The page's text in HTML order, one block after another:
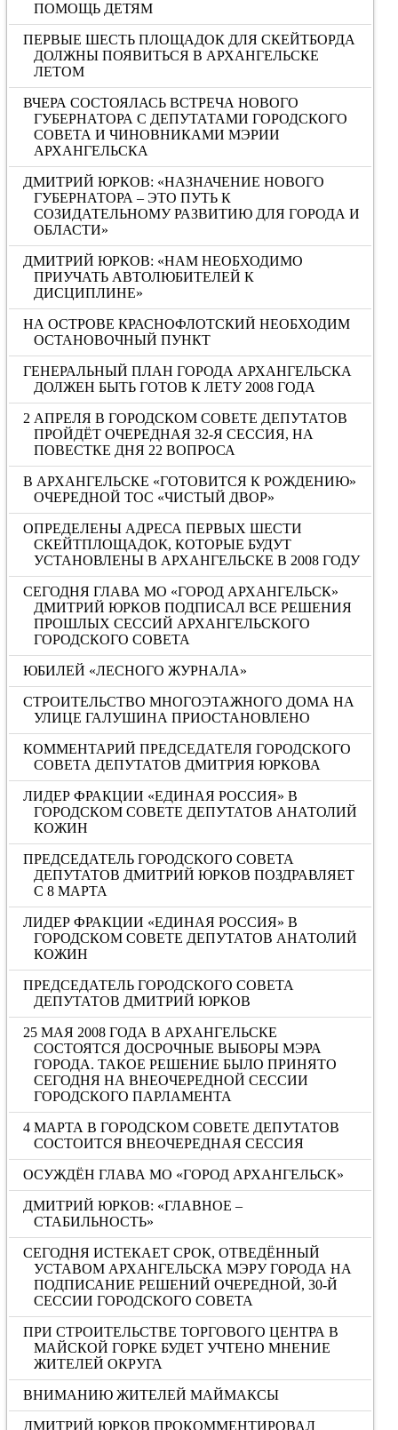
ПОМОЩЬ ДЕТЯМ
ПЕРВЫЕ ШЕСТЬ ПЛОЩАДОК ДЛЯ СКЕЙТБОРДА
ДОЛЖНЫ ПОЯВИТЬСЯ В АРХАНГЕЛЬСКЕ
ЛЕТОМ
ВЧЕРА СОСТОЯЛАСЬ ВСТРЕЧА НОВОГО
ГУБЕРНАТОРА С ДЕПУТАТАМИ ГОРОДСКОГО
СОВЕТА И ЧИНОВНИКАМИ МЭРИИ
АРХАНГЕЛЬСКА
ДМИТРИЙ ЮРКОВ: «НАЗНАЧЕНИЕ НОВОГО
ГУБЕРНАТОРА – ЭТО ПУТЬ К
СОЗИДАТЕЛЬНОМУ РАЗВИТИЮ ДЛЯ ГОРОДА И
ОБЛАСТИ»
ДМИТРИЙ ЮРКОВ: «НАМ НЕОБХОДИМО
ПРИУЧАТЬ АВТОЛЮБИТЕЛЕЙ К
ДИСЦИПЛИНЕ»
НА ОСТРОВЕ КРАСНОФЛОТСКИЙ НЕОБХОДИМ
ОСТАНОВОЧНЫЙ ПУНКТ
ГЕНЕРАЛЬНЫЙ ПЛАН ГОРОДА АРХАНГЕЛЬСКА
ДОЛЖЕН БЫТЬ ГОТОВ К ЛЕТУ 2008 ГОДА
2 АПРЕЛЯ В ГОРОДСКОМ СОВЕТЕ ДЕПУТАТОВ
ПРОЙДЁТ ОЧЕРЕДНАЯ 32-Я СЕССИЯ, НА
ПОВЕСТКЕ ДНЯ 22 ВОПРОСА
В АРХАНГЕЛЬСКЕ «ГОТОВИТСЯ К РОЖДЕНИЮ»
ОЧЕРЕДНОЙ ТОС «ЧИСТЫЙ ДВОР»
ОПРЕДЕЛЕНЫ АДРЕСА ПЕРВЫХ ШЕСТИ
СКЕЙТПЛОЩАДОК, КОТОРЫЕ БУДУТ
УСТАНОВЛЕНЫ В АРХАНГЕЛЬСКЕ В 2008 ГОДУ
СЕГОДНЯ ГЛАВА МО «ГОРОД АРХАНГЕЛЬСК»
ДМИТРИЙ ЮРКОВ ПОДПИСАЛ ВСЕ РЕШЕНИЯ
ПРОШЛЫХ СЕССИЙ АРХАНГЕЛЬСКОГО
ГОРОДСКОГО СОВЕТА
ЮБИЛЕЙ «ЛЕСНОГО ЖУРНАЛА»
СТРОИТЕЛЬСТВО МНОГОЭТАЖНОГО ДОМА НА
УЛИЦЕ ГАЛУШИНА ПРИОСТАНОВЛЕНО
КОММЕНТАРИЙ ПРЕДСЕДАТЕЛЯ ГОРОДСКОГО
СОВЕТА ДЕПУТАТОВ ДМИТРИЯ ЮРКОВА
ЛИДЕР ФРАКЦИИ «ЕДИНАЯ РОССИЯ» В
ГОРОДСКОМ СОВЕТЕ ДЕПУТАТОВ АНАТОЛИЙ
КОЖИН
ПРЕДСЕДАТЕЛЬ ГОРОДСКОГО СОВЕТА
ДЕПУТАТОВ ДМИТРИЙ ЮРКОВ ПОЗДРАВЛЯЕТ
С 8 МАРТА
ЛИДЕР ФРАКЦИИ «ЕДИНАЯ РОССИЯ» В
ГОРОДСКОМ СОВЕТЕ ДЕПУТАТОВ АНАТОЛИЙ
КОЖИН
ПРЕДСЕДАТЕЛЬ ГОРОДСКОГО СОВЕТА
ДЕПУТАТОВ ДМИТРИЙ ЮРКОВ
25 МАЯ 2008 ГОДА В АРХАНГЕЛЬСКЕ
СОСТОЯТСЯ ДОСРОЧНЫЕ ВЫБОРЫ МЭРА
ГОРОДА. ТАКОЕ РЕШЕНИЕ БЫЛО ПРИНЯТО
СЕГОДНЯ НА ВНЕОЧЕРЕДНОЙ СЕССИИ
ГОРОДСКОГО ПАРЛАМЕНТА
4 МАРТА В ГОРОДСКОМ СОВЕТЕ ДЕПУТАТОВ
СОСТОИТСЯ ВНЕОЧЕРЕДНАЯ СЕССИЯ
ОСУЖДЁН ГЛАВА МО «ГОРОД АРХАНГЕЛЬСК»
ДМИТРИЙ ЮРКОВ: «ГЛАВНОЕ –
СТАБИЛЬНОСТЬ»
СЕГОДНЯ ИСТЕКАЕТ СРОК, ОТВЕДЁННЫЙ
УСТАВОМ АРХАНГЕЛЬСКА МЭРУ ГОРОДА НА
ПОДПИСАНИЕ РЕШЕНИЙ ОЧЕРЕДНОЙ, 30-Й
СЕССИИ ГОРОДСКОГО СОВЕТА
ПРИ СТРОИТЕЛЬСТВЕ ТОРГОВОГО ЦЕНТРА В
МАЙСКОЙ ГОРКЕ БУДЕТ УЧТЕНО МНЕНИЕ
ЖИТЕЛЕЙ ОКРУГА
ВНИМАНИЮ ЖИТЕЛЕЙ МАЙМАКСЫ
ДМИТРИЙ ЮРКОВ ПРОКОММЕНТИРОВАЛ